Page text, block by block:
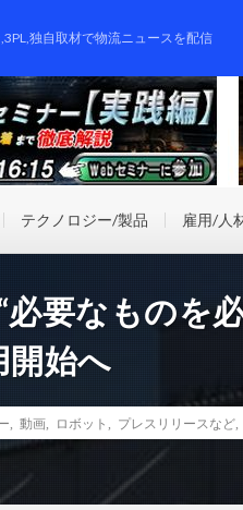
独自取材で物流ニュースを配信
テクノロジー/製品 雇用/人
要なものを
開始へ
動画 ロボット プレスリリースなど